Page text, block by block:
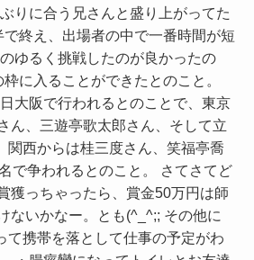
りに合う兄さんと盛り上がってた
で終え、出場者の中で一番時間が短
ゆるく挑戦したのが良かったの
に入ることができたとのこと。
大阪で行われるとのことで、東京
ん、三遊亭歌太郎さん、そして立
関西からは桂三度さん、笑福亭喬
で争われるとのこと。 さてさてど
獲っちゃったら、賞金50万円は師
ないかなー。とも(^_^;; その他に
て携帯を落として仕事の予定がわ